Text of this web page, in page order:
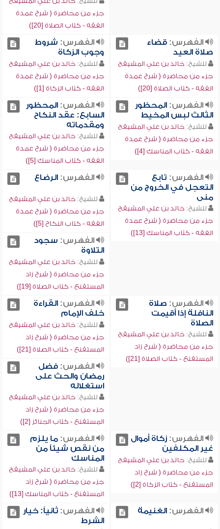
جزء من محاضرة ( شرح عمدة
الفقه - كتاب الصلاة [20])
الفهرس:قضاء
صلاة العيد
للشيخ: خالد بن علي المشيقح
جزء من محاضرة ( شرح عمدة
الفقه - كتاب الصلاة [20])
الفهرس: شروط
وجوب الزكاة
للشيخ: خالد بن علي المشيقح
جزء من محاضرة ( شرح عمدة
الفقه - كتاب الزكاة [1])
الفهرس:المحظور
الثالث لبس المخيط
للشيخ: خالد بن علي المشيقح
جزء من محاضرة ( شرح عمدة
الفقه - كتاب المناسك [4])
الفهرس:المحظور
السابع: عقد النكاح
ومقدماته
للشيخ: خالد بن علي المشيقح
جزء من محاضرة ( شرح عمدة
الفقه - كتاب المناسك [5])
الفهرس: تابع
التعجل في الخروج من
منى
للشيخ: خالد بن علي المشيقح
جزء من محاضرة ( شرح عمدة
الفقه - كتاب المناسك [13])
الفهرس:الرضاع
للشيخ: خالد بن علي المشيقح
جزء من محاضرة ( شرح عمدة
الفقه - كتاب النكاح [5])
الفهرس: سجود
التلاوة
للشيخ: خالد بن علي المشيقح
جزء من محاضرة ( شرح زاد
المستقنع - كتاب الصلاة [19])
الفهرس: صلاة
النافلة إذا أقيمت
الصلاة
للشيخ: خالد بن علي المشيقح
جزء من محاضرة ( شرح زاد
المستقنع - كتاب الصلاة [21])
الفهرس:القراءة
خلف الإمام
للشيخ: خالد بن علي المشيقح
جزء من محاضرة ( شرح زاد
المستقنع - كتاب الصلاة [21])
الفهرس:فضل
رمضان والحث على
استغلاله
للشيخ: خالد بن علي المشيقح
جزء من محاضرة ( شرح زاد
المستقنع - كتاب الجنائز [2])
الفهرس:زكاة أموال
غير المكلفين
للشيخ: خالد بن علي المشيقح
جزء من محاضرة ( شرح زاد
المستقنع - كتاب الزكاة [2])
الفهرس:ما يلزم
من نقص شيئاً من
المناسك
للشيخ: خالد بن علي المشيقح
جزء من محاضرة ( شرح زاد
المستقنع - كتاب المناسك [13])
الفهرس:الغنيمة الفهرس:ثانياً: خيار
الشرط